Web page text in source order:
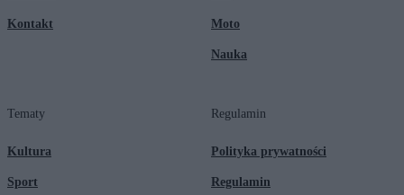
Kontakt Moto
Nauka
Tematy
Kultura
Sport
Regulamin
Polityka prywatności
Regulamin